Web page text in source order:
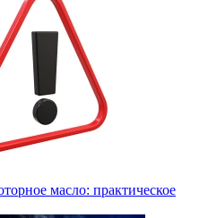
масло: практическое